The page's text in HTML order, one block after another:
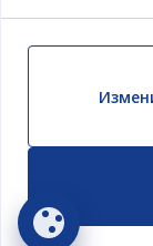
Преимущества
Жалобы
Безопасность
Полезные ссылки
Устойчивое